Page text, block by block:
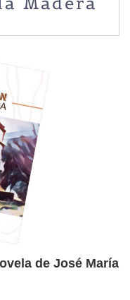
de José María